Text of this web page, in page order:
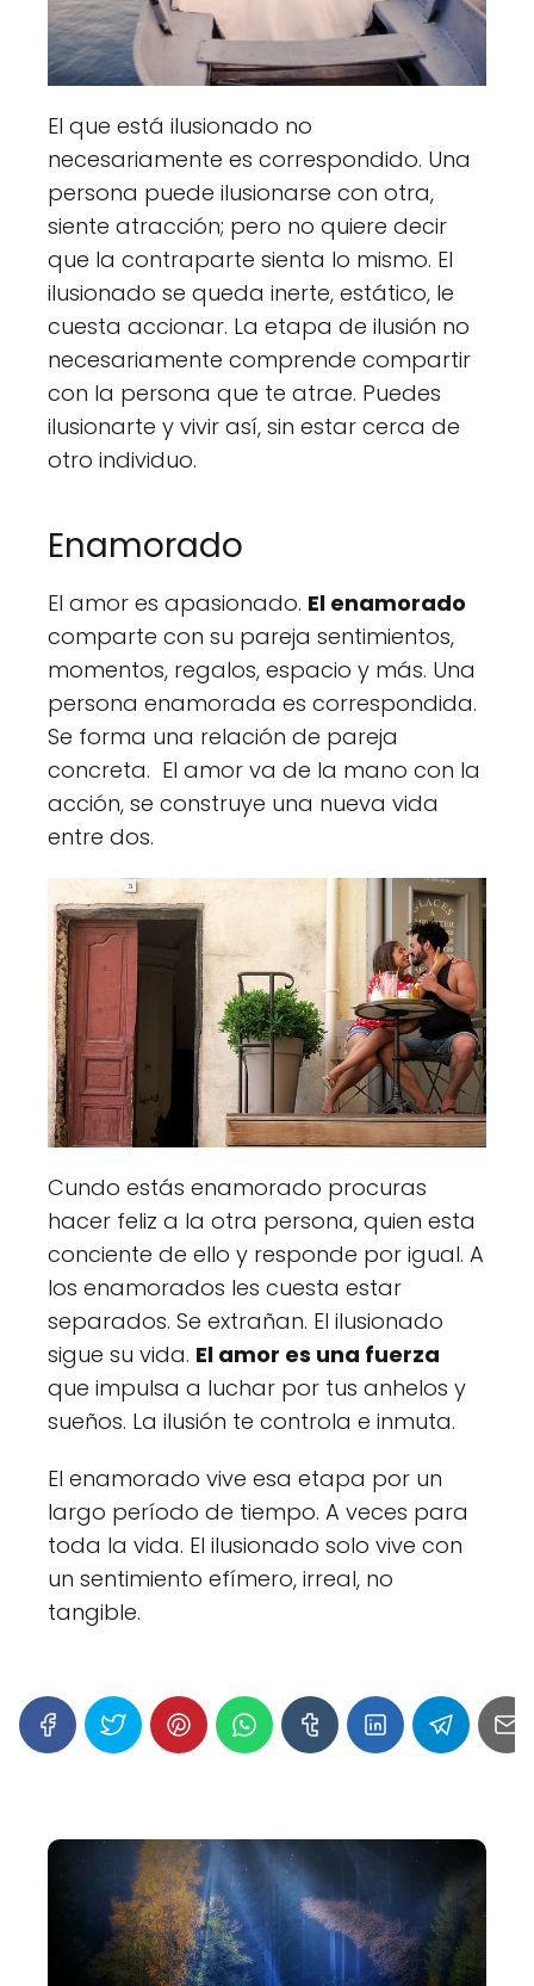
El que está ilusionado no
necesariamente es correspondido. Una
persona puede ilusionarse con otra,
siente atracción; pero no quiere decir
que la contraparte sienta lo mismo. El
ilusionado se queda inerte, estático, le
cuesta accionar. La etapa de ilusión no
necesariamente comprende compartir
con la persona que te atrae. Puedes
ilusionarte y vivir así, sin estar cerca de
otro individuo.
Enamorado
El amor es apasionado. El enamorado
comparte con su pareja sentimientos,
momentos, regalos, espacio y más. Una
persona enamorada es correspondida.
Se forma una relación de pareja
concreta. El amor va de la mano con la
acción, se construye una nueva vida
entre dos.
Cundo estás enamorado procuras
hacer feliz a la otra persona, quien esta
conciente de ello y responde por igual. A
los enamorados les cuesta estar
separados. Se extrañan. El ilusionado
sigue su vida. El amor es una fuerza
que impulsa a luchar por tus anhelos y
sueños. La ilusión te controla e inmuta.
El enamorado vive esa etapa por un
largo período de tiempo. A veces para
toda la vida. El ilusionado solo vive con
un sentimiento efímero, irreal, no
tangible.